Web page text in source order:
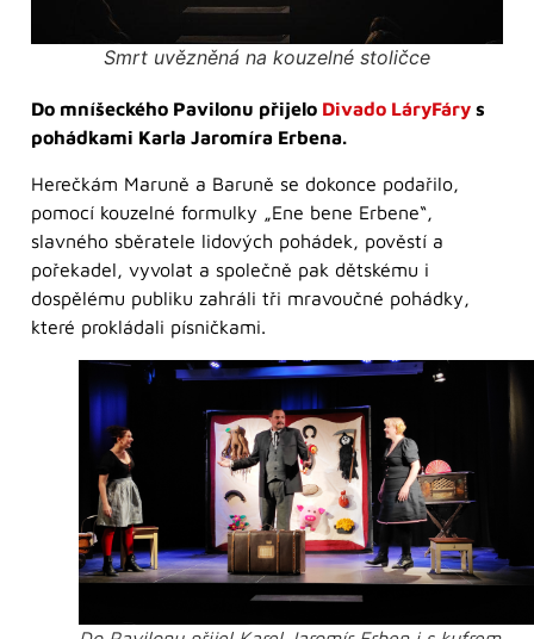
Smrt uvězněná na kouzelné stoličce
Do mníšeckého Pavilonu přijelo Divado LáryFáry s
pohádkami Karla Jaromíra Erbena.
Herečkám Maruně a Baruně se dokonce podařilo,
pomocí kouzelné formulky „Ene bene Erbene“,
slavného sběratele lidových pohádek, pověstí a
pořekadel, vyvolat a společně pak dětskému i
dospělému publiku zahráli tři mravoučné pohádky,
které prokládali písničkami.